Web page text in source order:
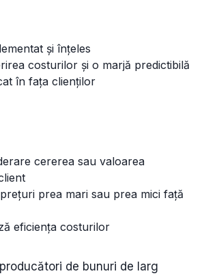
și înțeles
costurilor și o marjă predictibilă
în fața clienților
cererea sau valoarea
prea mari sau prea mici față
eficiența costurilor
de bunuri de larg